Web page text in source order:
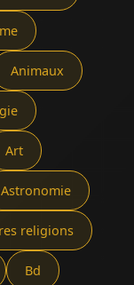
Animaux
Art
Astronomie
religions
Bd